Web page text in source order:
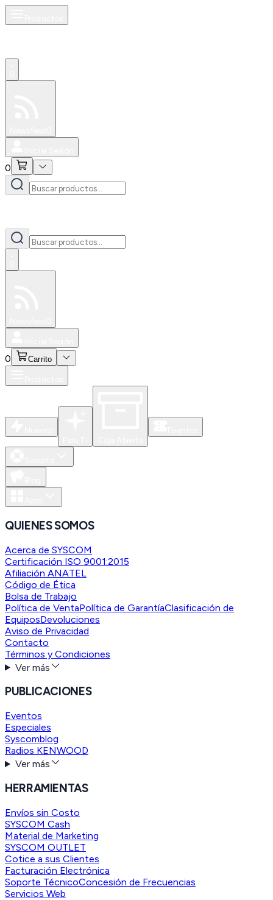
0
0 Carrito
QUIENES SOMOS
Acerca de SYSCOM
Certificación ISO 9001:2015
Afiliación ANATEL
Código de Ética
Bolsa de Trabajo
Política de VentaPolítica de GarantíaClasificación de
EquiposDevoluciones
Aviso de Privacidad
Contacto
Términos y Condiciones
Ver más
PUBLICACIONES
Eventos
Especiales
Syscomblog
Radios KENWOOD
Ver más
HERRAMIENTAS
Envíos sin Costo
SYSCOM Cash
Material de Marketing
SYSCOM OUTLET
Cotice a sus Clientes
Facturación Electrónica
Soporte TécnicoConcesión de Frecuencias
Servicios Web